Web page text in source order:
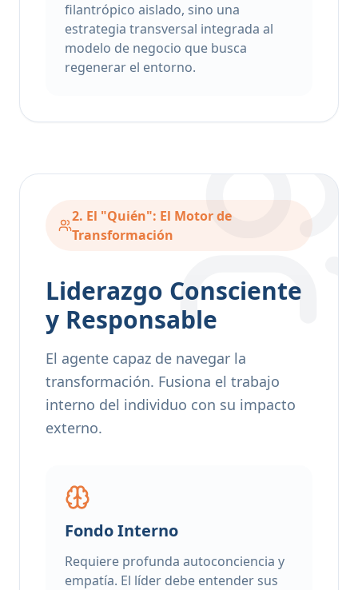
filantrópico aislado, sino una
estrategia transversal integrada al
modelo de negocio que busca
regenerar el entorno.
2. El "Quién": El Motor de
Transformación
Liderazgo Consciente
y Responsable
El agente capaz de navegar la
transformación. Fusiona el trabajo
interno del individuo con su impacto
externo.
Fondo Interno
Requiere profunda autoconciencia y
empatía. El líder debe entender sus